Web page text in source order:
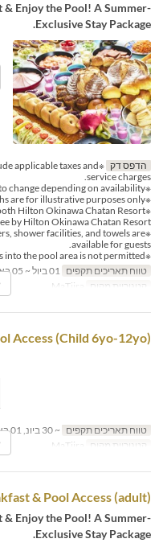
Enjoy the Pool! A Summer-
Exclusive Stay Package.
הדפס דק
applicable taxes and
service charges.
※menu items and ingredients are subject to change depending on availability.
※Photographs are for illustrative purposes only.
Hilton Okinawa Chatan Resort
by Hilton Okinawa Chatan Resort.
shower facilities, and towels are
available for guests.
※Bringing outside beverages or cooler boxes into the pool area is not permitted.
טווח תאריכים תקפים
קטגוריית מקום
Access (Child 6yo-12yo)
טווח תאריכים תקפים ~ 30 ביונ, 01 באוק ~ 31 באוק
קטגוריית מקום
& Pool Access (adult)
Enjoy the Pool! A Summer-
Exclusive Stay Package.